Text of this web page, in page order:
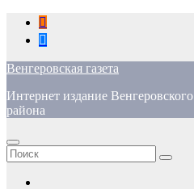
Перейти
содержимому
Венгеровская газета
Интернет издание Венгеровского
района